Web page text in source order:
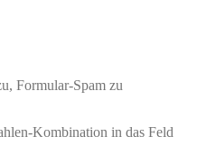
Formular-Spam zu
Kombination in das Feld